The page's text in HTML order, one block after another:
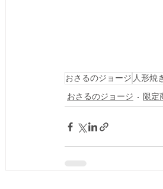
おさるのジョージ 人形焼
おさるのジョージ 限定